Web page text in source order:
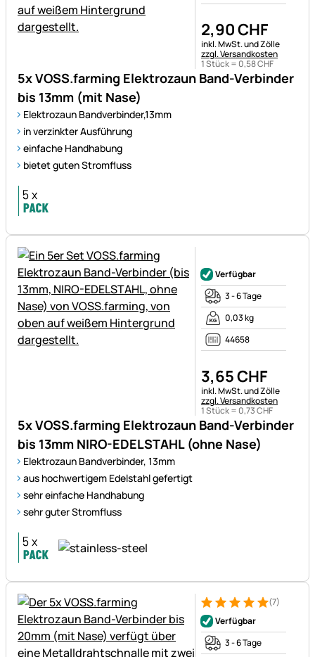
5x VOSS.farming Elektrozaun Band-Verbinder
bis 13mm (mit Nase)
Elektrozaun Bandverbinder,13mm
in verzinkter Ausführung
einfache Handhabung
bietet guten Stromfluss
2,90CHF
Steuerhinweis:
inkl. MwSt. und Zölle
zzgl. Versandkosten
1 Stück = 0,58CHF
5x VOSS.farming Elektrozaun Band-Verbinder
bis 13mm NIRO-EDELSTAHL (ohne Nase)
Elektrozaun Bandverbinder, 13mm
aus hochwertigem Edelstahl gefertigt
sehr einfache Handhabung
sehr guter Stromfluss
Verfügbar
3 - 6 Tage
0,03 kg
44658
3,65CHF
Steuerhinweis:
inkl. MwSt. und Zölle
zzgl. Versandkosten
1 Stück = 0,73CHF
Bewertung: 5 von 5 (7
7 Bewertungen
(7)
Verfügbar
3 - 6 Tage